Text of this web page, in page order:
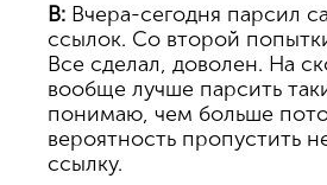
В: Вчера-сегодня парсил
ссылок. Со второй
Все сделал, доволен. На
вообще лучше парсить
понимаю, чем больше
вероятность пропустить
ссылку.